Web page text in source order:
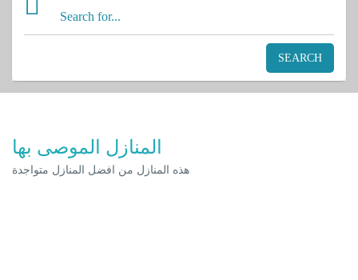
SEARCH
المنازل الموصى بها
هذه المنازل من افضل المنازل متواجدة